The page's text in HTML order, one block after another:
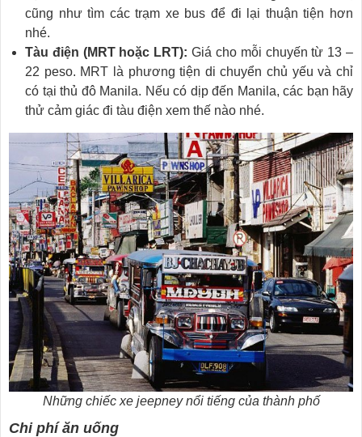
cũng như tìm các trạm xe bus để đi lại thuận tiện hơn
nhé.
Tàu điện (MRT hoặc LRT): Giá cho mỗi chuyến từ 13 –
22 peso. MRT là phương tiện di chuyển chủ yếu và chỉ
có tại thủ đô Manila. Nếu có dịp đến Manila, các bạn hãy
thử cảm giác đi tàu điện xem thế nào nhé.
Những chiếc xe jeepney nổi tiếng của thành phố
Chi phí ăn uống